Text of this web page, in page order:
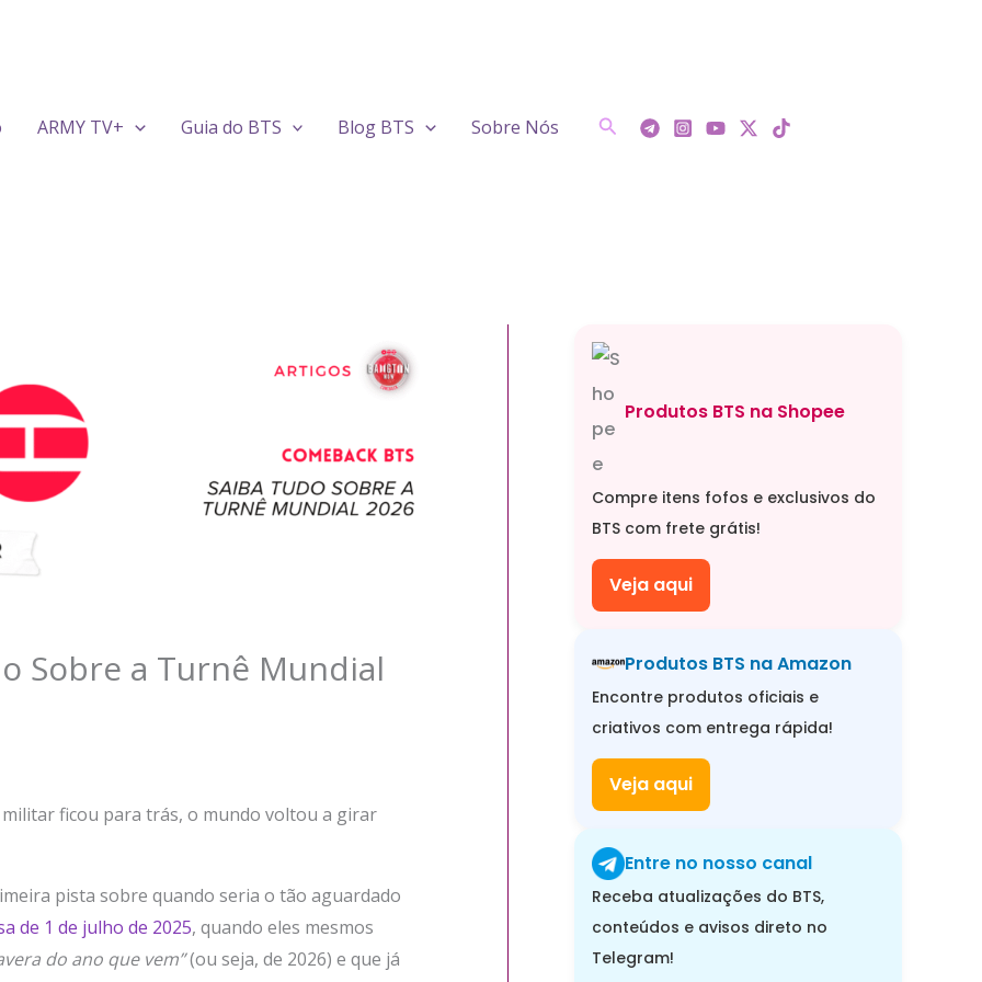
ARMY TV+ Guia do BTS Blog BTS Sobre Nós Pesquisar
Sobre a Turnê Mundial
ficou para trás, o mundo voltou a girar
pista sobre quando seria o tão aguardado
de 1 de julho de 2025, quando eles mesmos
do ano que vem”(ou seja, de 2026) e que já
Produtos BTS na Shopee
Compre itens fofos e exclusivos do
BTS com frete grátis!
Veja aqui
Produtos BTS na Amazon
Encontre produtos oficiais e
criativos com entrega rápida!
Veja aqui
Entre no nosso canal
Receba atualizações do BTS,
conteúdos e avisos direto no
Telegram!